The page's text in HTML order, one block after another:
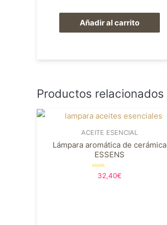
Añadir al carrito
Productos relacionados
ACEITE ESENCIAL
Lámpara aromática de cerámica
ESSENS
Valorado
32,40€